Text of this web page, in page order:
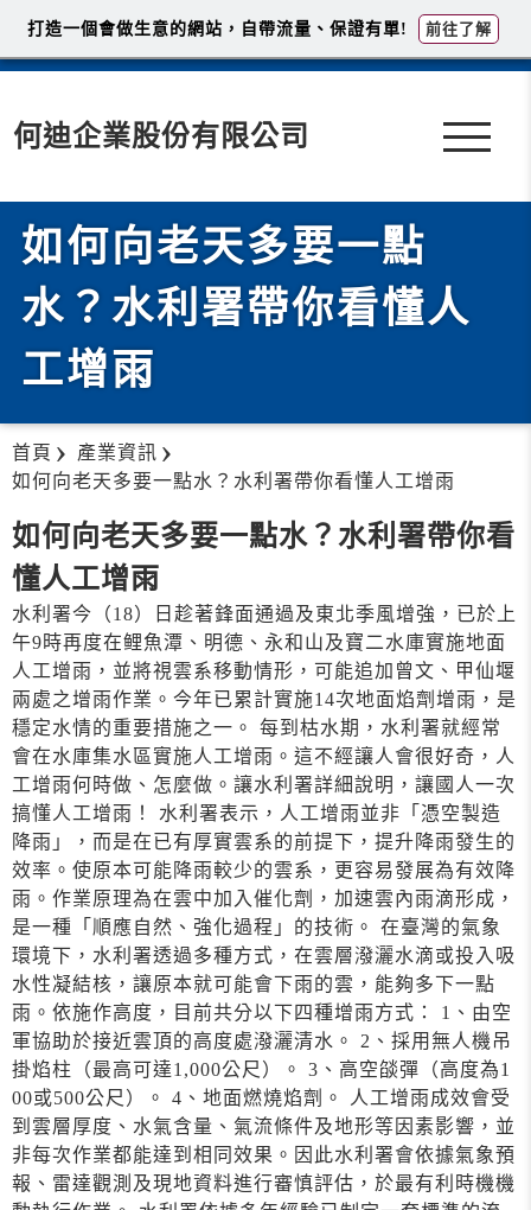
何迪企業股份有限公司
如何向老天多要一點
水？水利署帶你看懂人
工增雨
首頁
產業資訊
如何向老天多要一點水？水利署帶你看懂人工增雨
如何向老天多要一點水？水利署帶你看
懂人工增雨
水利署今（18）日趁著鋒面通過及東北季風增強，已於上
午9時再度在鲤魚潭、明德、永和山及寶二水庫實施地面
人工增雨，並將視雲系移動情形，可能追加曾文、甲仙堰
兩處之增雨作業。今年已累計實施14次地面焰劑增雨，是
穩定水情的重要措施之一。 每到枯水期，水利署就經常
會在水庫集水區實施人工增雨。這不經讓人會很好奇，人
工增雨何時做、怎麼做。讓水利署詳細說明，讓國人一次
搞懂人工增雨！ 水利署表示，人工增雨並非「憑空製造
降雨」，而是在已有厚實雲系的前提下，提升降雨發生的
效率。使原本可能降雨較少的雲系，更容易發展為有效降
雨。作業原理為在雲中加入催化劑，加速雲內雨滴形成，
是一種「順應自然、強化過程」的技術。 在臺灣的氣象
環境下，水利署透過多種方式，在雲層潑灑水滴或投入吸
水性凝結核，讓原本就可能會下雨的雲，能夠多下一點
雨。依施作高度，目前共分以下四種增雨方式： 1、由空
軍協助於接近雲頂的高度處潑灑清水。 2、採用無人機吊
掛焰柱（最高可達1,000公尺）。 3、高空燄彈（高度為1
00或500公尺）。 4、地面燃燒焰劑。 人工增雨成效會受
到雲層厚度、水氣含量、氣流條件及地形等因素影響，並
非每次作業都能達到相同效果。因此水利署會依據氣象預
報、雷達觀測及現地資料進行審慎評估，於最有利時機機
打造一個會做生意的網站，自帶流量、保證有單! 前往了解